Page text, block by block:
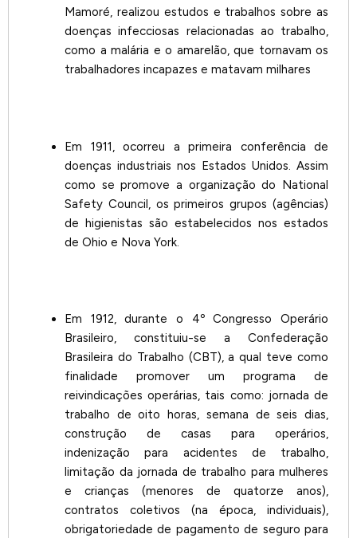
Mamoré, realizou estudos e trabalhos sobre as
doenças infecciosas relacionadas ao trabalho,
como a malária e o amarelão, que tornavam os
trabalhadores incapazes e matavam milhares
Em 1911, ocorreu a primeira conferência de
doenças industriais nos Estados Unidos. Assim
como se promove a organização do National
Safety Council, os primeiros grupos (agências)
de higienistas são estabelecidos nos estados
de Ohio e Nova York.
Em 1912, durante o 4º Congresso Operário
Brasileiro, constituiu-se a Confederação
Brasileira do Trabalho (CBT), a qual teve como
finalidade promover um programa de
reivindicações operárias, tais como: jornada de
trabalho de oito horas, semana de seis dias,
construção de casas para operários,
indenização para acidentes de trabalho,
limitação da jornada de trabalho para mulheres
e crianças (menores de quatorze anos),
contratos coletivos (na época, individuais),
obrigatoriedade de pagamento de seguro para